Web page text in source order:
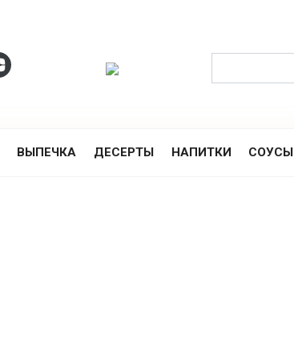
ВЫПЕЧКА ДЕСЕРТЫ НАПИТКИ СОУСЫ